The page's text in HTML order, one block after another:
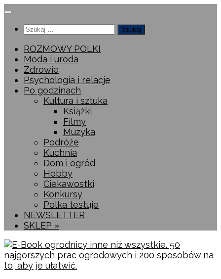
Przeskocz
treściSzukaj:
ROZMOWY POLKI
Moda i uroda
Zdrowie
Psychologia i relacje
Po godzinach
Kultura i sztuka
Książki
Filmy
Muzyka
Podróże
Kuchnia
Dom i ogród
Hobby
Ciekawostki
Konkursy
Polka testuje
NEWSLETTER
SKLEP »